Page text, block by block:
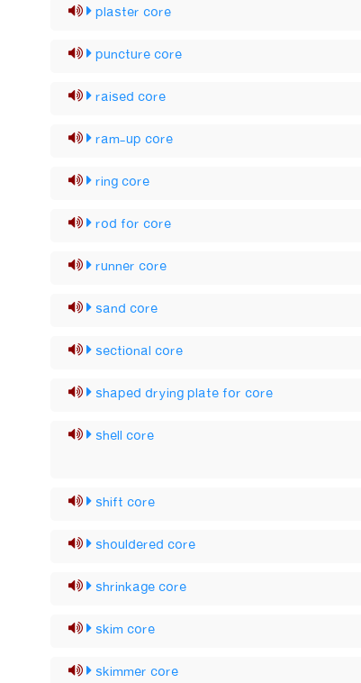
plaster core
puncture core
raised core
ram-up core
ring core
rod for core
runner core
sand core
sectional core
shaped drying plate for core
shell core
shift core
shouldered core
shrinkage core
skim core
skimmer core